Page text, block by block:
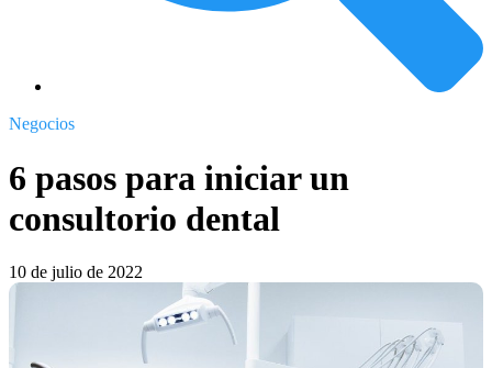
Negocios
6 pasos para iniciar un
consultorio dental
10 de julio de 2022